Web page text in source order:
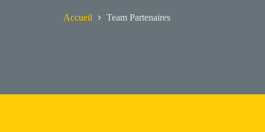
Accueil Team Partenaires